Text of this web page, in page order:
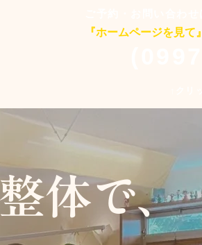
『ホームページを見て』
体で、